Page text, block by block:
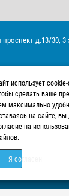
д.13/30,
использует
сделать ваше
максимально
на сайте, вы
на
Я согласен